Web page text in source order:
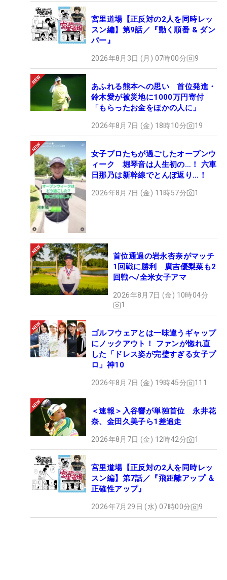
宮里道場【正反対の2人を同時レッ
スン編】第9話／『動く順番 & ダン
パー』
2026年8月3日 (月) 07時00分 9
あふれる熊本への思い 首位発進・
鈴木愛が被災地に1000万円寄付
「もらったお金をほかの人に」
2026年8月7日 (金) 18時10分 19
女子プロたちが過ごしたオープンウ
ィーク 堀琴音は人生初の…！ 六車
日那乃は新幹線でとんぼ返り…！
2026年8月7日 (金) 11時57分 1
首位通過の岩永杏奈がマッチ
1回戦に勝利 廣吉優梨菜も2
回戦へ/全米女子アマ
2026年8月7日 (金) 10時04分
1
ゴルフウェアとは一味違うギャップ
にノックアウト！ ファンが惚れ直
した「ドレス姿が完璧すぎる女子プ
ロ」神10
2026年8月7日 (金) 19時45分 111
＜速報＞入谷響が単独首位 永井花
奈、金田久美子ら1差追走
2026年8月7日 (金) 12時42分 1
宮里道場【正反対の2人を同時レッ
スン編】第7話／『飛距離アップ ＆
正確性アップ』
2026年7月29日 (水) 07時00分 9